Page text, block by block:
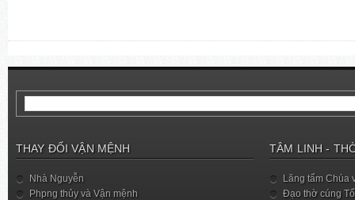
THAY ĐỔI VẬN MỆNH
Nhà Nguyễn
Phpng thủy và Vận mệnh
TÂM LINH -
Lăng tẩm Chúa
Đạo thờ cúng